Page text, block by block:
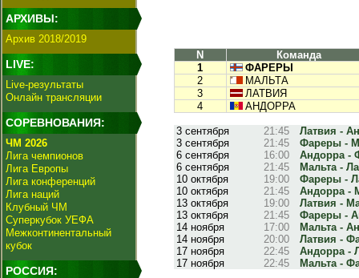
АРХИВЫ:
Архив 2018/2019
LIVE:
Live-результаты
Онлайн трансляции
СОРЕВНОВАНИЯ:
ЧМ 2026
Лига чемпионов
Лига Европы
Лига конференций
Лига наций
Клубный ЧМ
Суперкубок УЕФА
Межконтинентальный
кубок
РОССИЯ:
N
Команда
1
ФАРЕРЫ
2
МАЛЬТА
3
ЛАТВИЯ
4
АНДОРРА
3 сентября 21:45
Латвия -
3 сентября
21:45
Фареры -
6 сентября
16:00
Андорра -
6 сентября
21:45
Мальта -
10 октября
19:00
Фареры -
10 октября
21:45
Андорра -
13 октября
19:00
Латвия -
13 октября
21:45
Фареры -
14 ноября
17:00
Мальта -
14 ноября
20:00
Латвия -
17 ноября
22:45
Андорра -
17 ноября
22:45 Мальта -